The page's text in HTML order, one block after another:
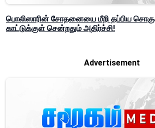
பொலிஸாரின் சோதனையை மீறி தப்பிய
காட்டுக்குள் சென்றதும் அதிர்ச்சி!
Advertisement